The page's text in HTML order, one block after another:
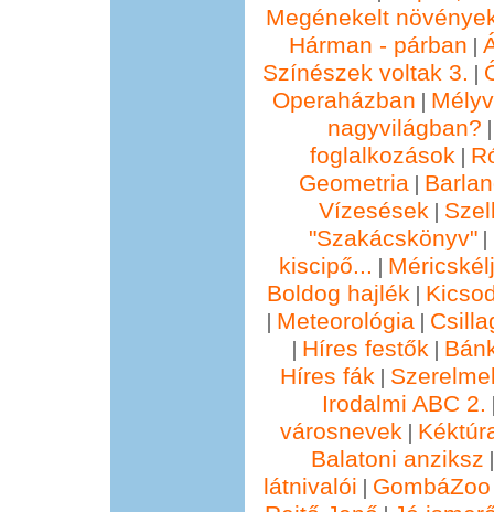
Megénekelt
Hárman - párban |
Színészek voltak 3. |
Operaházban |
nagyvilágban?
foglalkozások |
Geometria|
Vízesések |
"Szakácskönyv" |
kiscipő... |
Boldog hajlék |
| Meteorológia|
| Híres festők |
Híres fák |
Irodalmi ABC 2.
városnevek |
Balatoni anziksz
látnivalói |